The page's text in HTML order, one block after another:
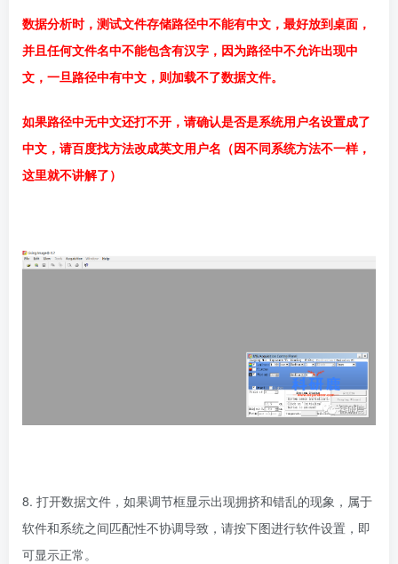
数据分析时，测试文件存储路径中不能有中文，最好放到桌面，
并且任何文件名中不能包含有汉字，因为路径中不允许出现中
文，一旦路径中有中文，则加载不了数据文件。
如果路径中无中文还打不开，请确认是否是系统用户名设置成了
中文，请百度找方法改成英文用户名（因不同系统方法不一样，
这里就不讲解了）
8. 打开数据文件，如果调节框显示出现拥挤和错乱的现象，属于
软件和系统之间匹配性不协调导致，请按下图进行软件设置，即
可显示正常。